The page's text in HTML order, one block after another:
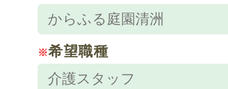
※希望職種